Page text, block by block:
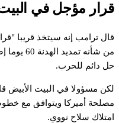
قرار مؤجل في البيت
قال ترامب إنه سيتخذ قريبا
من شأنه تمديد الهدنة 60 يوما
حل دائم للحرب.
لكن مسؤولا في البيت الأبيض
مصلحة أميركا ويتوافق مع
امتلاك سلاح نووي.